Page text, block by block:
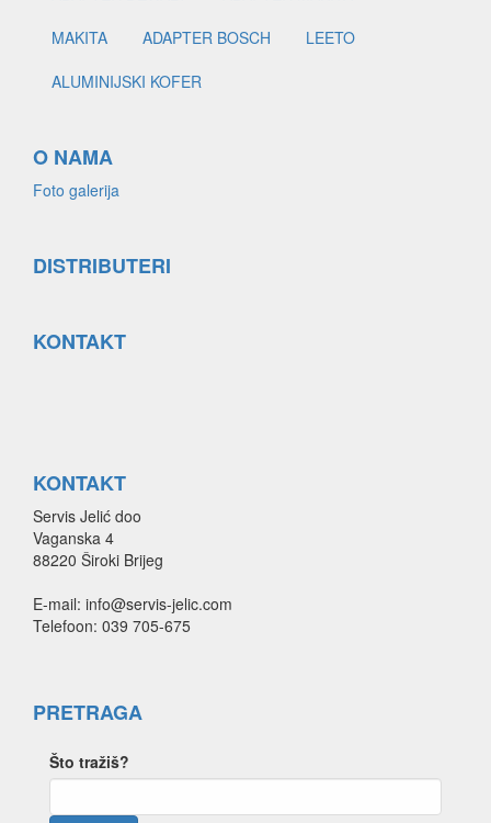
MAKITA
ADAPTER BOSCH
LEETO
ALUMINIJSKI KOFER
O NAMA
Foto galerija
DISTRIBUTERI
KONTAKT
KONTAKT
Servis Jelić doo
Vaganska 4
88220 Široki Brijeg
E-mail: info@servis-jelic.com
Telefoon: 039 705-675
PRETRAGA
Što tražiš?